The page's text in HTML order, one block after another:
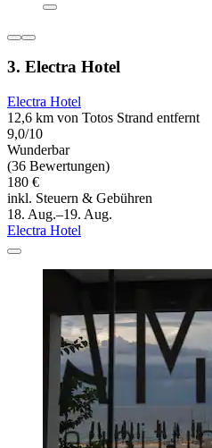
3. Electra Hotel
Electra Hotel
12,6 km von Totos Strand entfernt
9,0/10
Wunderbar
(36 Bewertungen)
180 €
inkl. Steuern & Gebühren
18. Aug.–19. Aug.
Electra Hotel